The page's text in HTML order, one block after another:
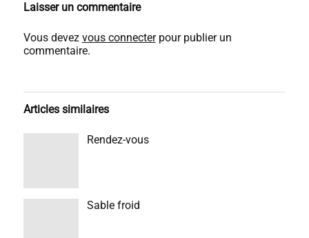
Laisser un commentaire
Vous devez vous connecterpour publier un
commentaire.
Articles similaires
Rendez-vous
Sable froid